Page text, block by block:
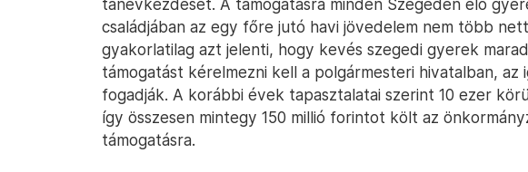
tanévkezdését. A támogatásra minden Szegeden élő
családjában az egy főre jutó havi jövedelem nem több
gyakorlatilag azt jelenti, hogy kevés szegedi gyerek
támogatást kérelmezni kell a polgármesteri hivatalban,
fogadják. A korábbi évek tapasztalatai szerint 10 ezer
így összesen mintegy 150 millió forintot költ az
támogatásra.